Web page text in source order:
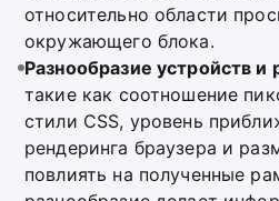
относительно области
окружающего блока.
Разнообразие устройств и
такие как соотношение
стили CSS, уровень
рендеринга браузера и
повлиять на полученные